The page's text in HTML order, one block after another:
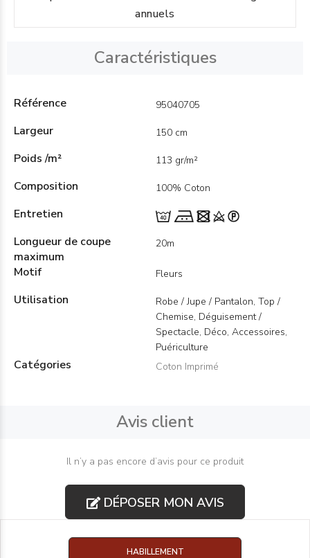
annuels
Caractéristiques
Référence 95040705
Largeur 150 cm
Poids /m² 113 gr/m²
Composition 100% Coton
Entretien
Longueur de coupe
maximum
20m
Motif Fleurs
Utilisation
Robe / Jupe / Pantalon, Top /
Chemise, Déguisement /
Spectacle, Déco, Accessoires,
Puériculture
Catégories Coton Imprimé
Avis client
Il n’y a pas encore d’avis pour ce produit
DÉPOSER MON AVIS
HABILLEMENT